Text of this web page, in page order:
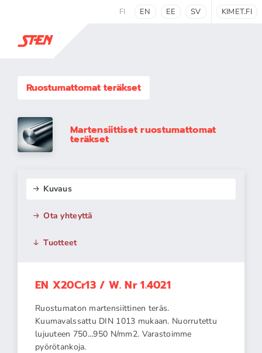
FI EN EE SV KIMET.FI
Ruostumattomat teräkset
Martensiittiset ruostumattomat
teräkset
Kuvaus
Ota yhteyttä
Tuotteet
EN X20Cr13 / W. Nr 1.4021
Ruostumaton martensiittinen teräs.
Kuumavalssattu DIN 1013 mukaan. Nuorrutettu
lujuuteen 750...950 N/mm2. Varastoimme
pyörötankoja.